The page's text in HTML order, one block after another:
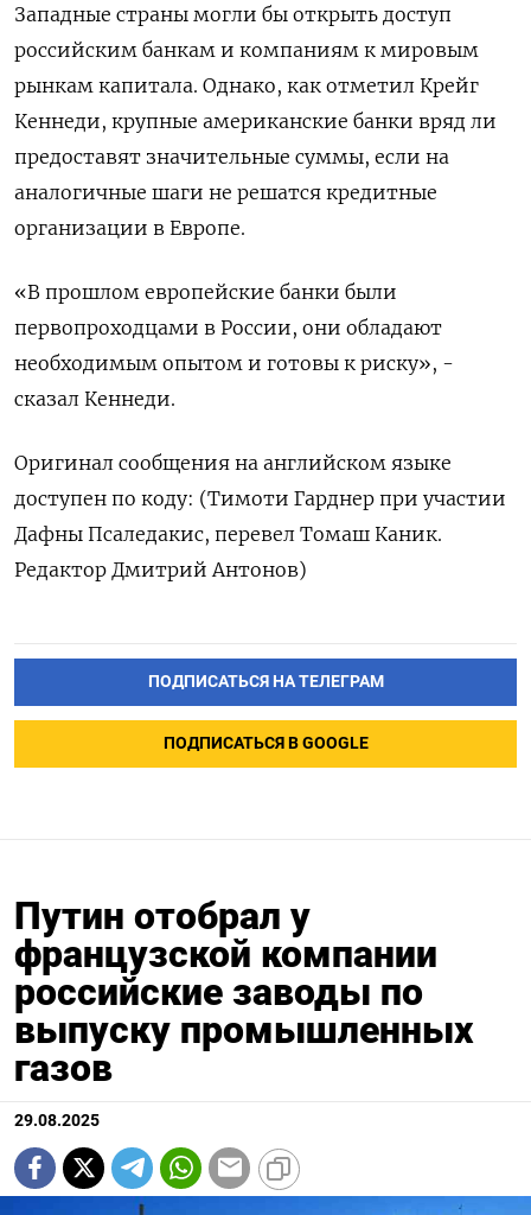
Западные страны могли бы открыть доступ
российским банкам и компаниям к мировым
рынкам капитала. Однако, как отметил Крейг
Кеннеди, крупные американские банки вряд ли
предоставят значительные суммы, если на
аналогичные шаги не решатся кредитные
организации в Европе.
«В прошлом европейские банки были
первопроходцами в России, они обладают
необходимым опытом и готовы к риску», -
сказал Кеннеди.
Оригинал сообщения на английском языке
доступен по коду: (Тимоти Гарднер при участии
Дафны Псаледакис, перевел Томаш Каник.
Редактор Дмитрий Антонов)
ПОДПИСАТЬСЯ НА ТЕЛЕГРАМ
ПОДПИСАТЬСЯ В GOOGLE
Путин отобрал у
французской компании
российские заводы по
выпуску промышленных
газов
29.08.2025